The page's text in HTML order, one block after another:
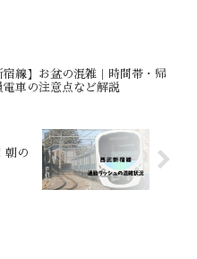
宿線】お盆の混雑｜時間帯・帰
電車の注意点など解説
朝の